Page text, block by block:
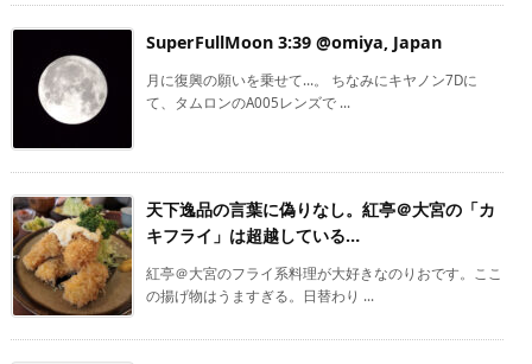
SuperFullMoon 3:39 @omiya, Japan
月に復興の願いを乗せて…。 ちなみにキヤノン7Dに
て、タムロンのA005レンズで ...
天下逸品の言葉に偽りなし。紅亭＠大宮の「カ
キフライ」は超越している…
紅亭＠大宮のフライ系料理が大好きなのりおです。ここ
の揚げ物はうますぎる。日替わり ...